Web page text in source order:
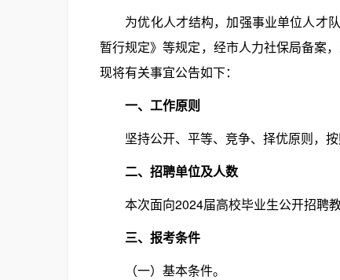
为优化人才结构，加强事业单位人才队
暂行规定》等规定，经市人力社保局备案
现将有关事宜公告如下：
一、工作原则
坚持公开、平等、竞争、择优原则，按
二、招聘单位及人数
本次面向2024届高校毕业生公开招聘教
三、报考条件
（一）基本条件。